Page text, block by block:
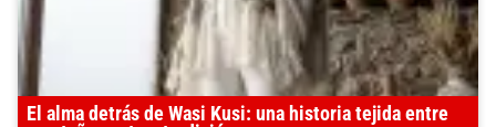
El alma detrás de Wasi Kusi: una historia tejida entre